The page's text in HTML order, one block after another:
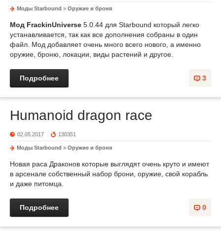
Моды Starbound » Оружие и броня
Мод FrackinUniverse 5.0.44 для Starbound который легко
устанавливается, так как все дополнения собраны в один
файл. Мод добавляет очень много всего нового, а именно
оружие, броню, локации, виды растений и другое.
3
Подробнее
Humanoid dragon race
02.05.2017 130351
Моды Starbound » Оружие и броня
Новая раса Драконов которые выглядят очень круто и имеют
в арсенале собственный набор брони, оружие, свой корабль
и даже питомца.
0
Подробнее